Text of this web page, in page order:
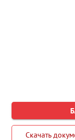
Скачать